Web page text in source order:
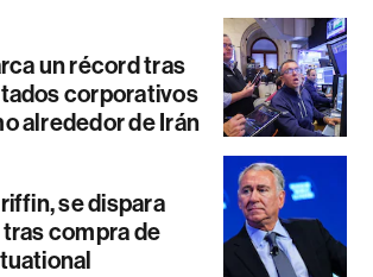
un récord tras
corporativos
alrededor de Irán
se dispara
compra de